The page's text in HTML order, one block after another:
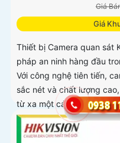
Giá
Giá
Thiết bị Camera quan sát
pháp an ninh hàng đầu
Với công nghệ tiên tiến,
sắc nét và chất lượng
từ xa một cách dễ dàng